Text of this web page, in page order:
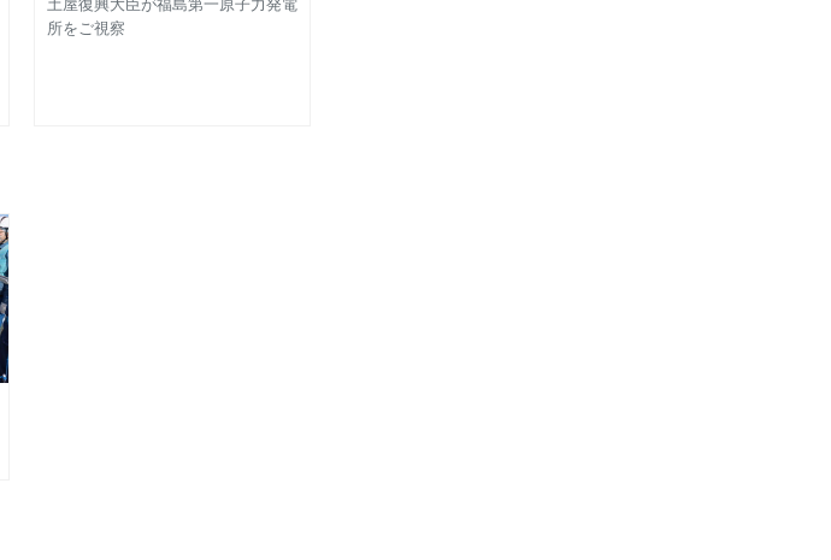
土屋復興大臣が福島第一原子力発電
所をご視察